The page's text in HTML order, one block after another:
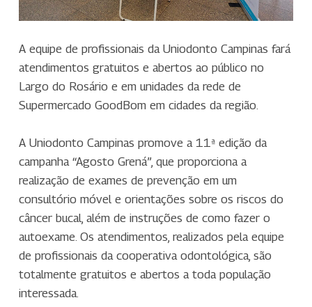
A equipe de profissionais da Uniodonto Campinas fará
atendimentos gratuitos e abertos ao público no
Largo do Rosário e em unidades da rede de
Supermercado GoodBom em cidades da região.
A Uniodonto Campinas promove a 11ª edição da
campanha “Agosto Grená”, que proporciona a
realização de exames de prevenção em um
consultório móvel e orientações sobre os riscos do
câncer bucal, além de instruções de como fazer o
autoexame. Os atendimentos, realizados pela equipe
de profissionais da cooperativa odontológica, são
totalmente gratuitos e abertos a toda população
interessada.